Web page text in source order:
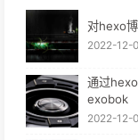
对hexo
2022-12-
通过
exobok
2022-12-